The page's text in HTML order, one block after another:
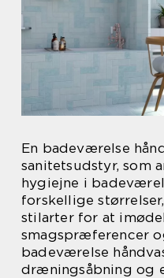
En badeværelse
sanitetsudstyr, som
hygiejne i
forskellige
stilarter for at
smagspræferencer
badeværelse
dræningsåbning og